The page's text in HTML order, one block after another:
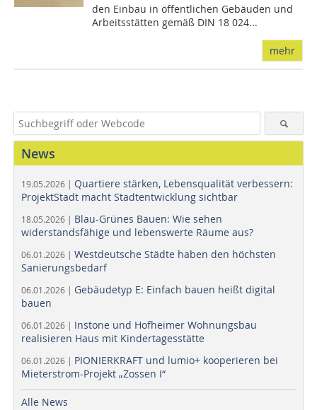
den Einbau in öffentlichen Gebäuden und
Arbeitsstätten gemäß DIN 18 024...
mehr
News
19.05.2026 | Quartiere stärken, Lebensqualität verbessern:
ProjektStadt macht Stadtentwicklung sichtbar
18.05.2026 | Blau-Grünes Bauen: Wie sehen
widerstandsfähige und lebenswerte Räume aus?
06.01.2026 | Westdeutsche Städte haben den höchsten
Sanierungsbedarf
06.01.2026 | Gebäudetyp E: Einfach bauen heißt digital
bauen
06.01.2026 | Instone und Hofheimer Wohnungsbau
realisieren Haus mit Kindertagesstätte
06.01.2026 | PIONIERKRAFT und lumio+ kooperieren bei
Mieterstrom-Projekt „Zossen I“
Alle News